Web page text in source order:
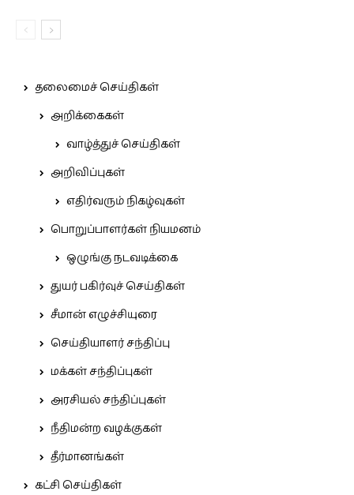
தலைமைச் செய்திகள்
அறிக்கைகள்
வாழ்த்துச் செய்திகள்
அறிவிப்புகள்
எதிர்வரும் நிகழ்வுகள்
பொறுப்பாளர்கள் நியமனம்
ஒழுங்கு நடவடிக்கை
துயர் பகிர்வுச் செய்திகள்
சீமான் எழுச்சியுரை
செய்தியாளர் சந்திப்பு
மக்கள் சந்திப்புகள்
அரசியல் சந்திப்புகள்
நீதிமன்ற வழக்குகள்
தீர்மானங்கள்
கட்சி செய்திகள்